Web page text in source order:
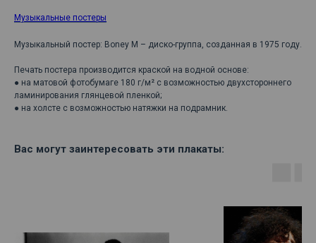
Музыкальные постеры
Музыкальный постер: Boney M – диско-группа, созданная в 1975 году.
Печать постера производится краской на водной основе:
● на матовой фотобумаге 180 г/м² с возможностью двухстороннего
ламинирования глянцевой пленкой;
● на холсте с возможностью натяжки на подрамник.
Вас могут заинтересовать эти плакаты: